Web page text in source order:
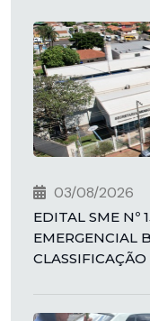
03/08/2026
EDITAL SME Nº
EMERGENCIAL